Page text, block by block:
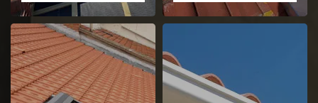
Couvreur 31
Etanchéité de